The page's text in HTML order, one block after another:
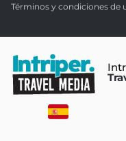
Términos y condiciones de